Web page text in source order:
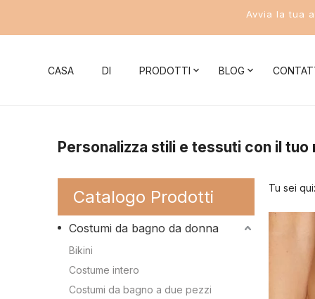
Avvia la tua
CASA DI PRODOTTI
Costumi da bagno donna
Costume intero
Costumi da bagno a due pezzi
BLOG
Notizie aziendali
Conoscenza del
Conoscenza dei
Personalizza stili e tessuti con il
Catalogo Prodotti
Costumi da bagno da donna
Bikini
Costume intero
Costumi da bagno a due pezzi
Tu sei qui: